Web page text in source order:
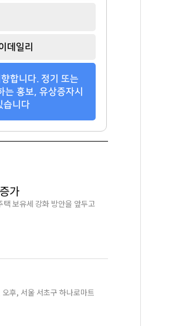
데일리
합니다. 정기 또는
는 홍보, 유상증자시
습니다
가
택 보유세 강화 방안을 앞두고
후, 서울 서초구 하나로마트